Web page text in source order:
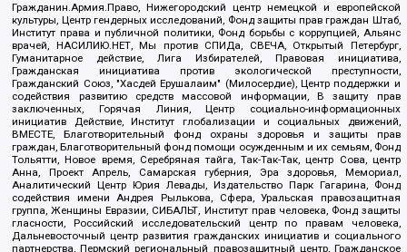
Гражданин.Армия.Право, Нижегородский центр немецкой и европейской
культуры, Центр гендерных исследований, Фонд защиты прав граждан Штаб,
Институт права и публичной политики, Фонд борьбы с коррупцией, Альянс
врачей, НАСИЛИЮ.НЕТ, Мы против СПИДа, СВЕЧА, Открытый Петербург,
Гуманитарное действие, Лига Избирателей, Правовая инициатива,
Гражданская инициатива против экологической преступности,
Гражданский Союз, "Хасдей Ерушалаим" (Милосердие), Центр поддержки и
содействия развитию средств массовой информации, В защиту прав
заключенных, Горячая Линия, Центр социально-информационных
инициатив Действие, Институт глобализации и социальных движений,
ВМЕСТЕ, Благотворительный фонд охраны здоровья и защиты прав
граждан, Благотворительный фонд помощи осужденным и их семьям, Фонд
Тольятти, Новое время, Серебряная тайга, Так-Так-Так, центр Сова, центр
Анна, Проект Апрель, Самарская губерния, Эра здоровья, Мемориал,
Аналитический Центр Юрия Левады, Издательство Парк Гагарина, Фонд
содействия имени Андрея Рылькова, Сфера, Уральская правозащитная
группа, Женщины Евразии, СИБАЛЬТ, Институт прав человека, Фонд защиты
гласности, Российский исследовательский центр по правам человека,
Дальневосточный центр развития гражданских инициатив и социального
партнерства, Пермский региональный правозащитный центр, Гражданское